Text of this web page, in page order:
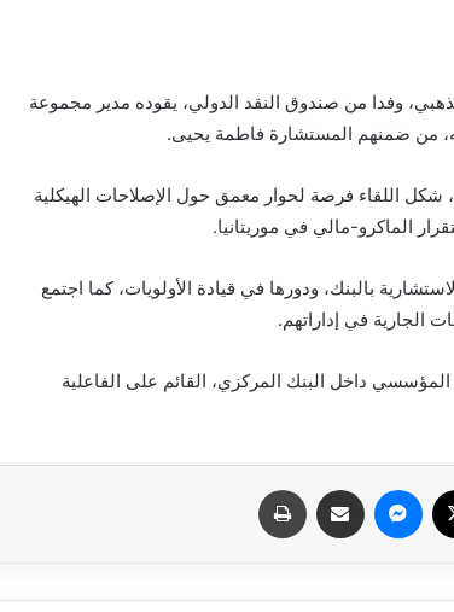
وفدا من صندوق النقد الدولي، يقوده مدير مجموعة
من ضمنهم المستشارة فاطمة يحيى.
اللقاء فرصة لحوار معمق حول الإصلاحات الهيكلية
الماكرو-مالي في موريتانيا.
بالبنك، ودورها في قيادة الأولويات، كما اجتمع
الجارية في إداراتهم.
داخل البنك المركزي، القائم على الفاعلية
ماسنجر مشاركة عبر البريد